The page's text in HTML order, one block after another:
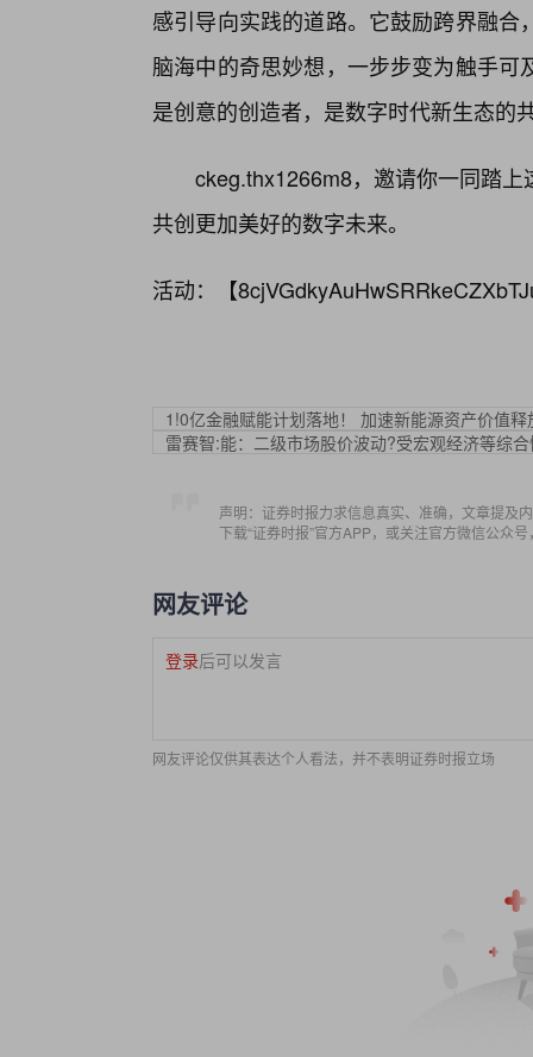
感引导向实践的道路。它鼓励跨界融
脑海中的奇思妙想，一步步变为触手
是创意的创造者，是数字时代新生态的
ckeg.thx1266m8，邀请你一同踏
共创更加美好的数字未来。
活动：【
1!0亿金融赋能计划落地！ 加速新能源资产价值释
雷赛智:能：二级市场股价波动?受宏观经济等综
声明：证券时报力求信息真实、准确，文章提及
下载“证券时报”官方APP，或关注官方微信公众
网友评论
登录后可以发言
网友评论仅供其表达个人看法，并不表明证券时报立场